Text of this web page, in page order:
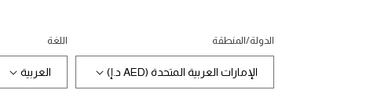
الدولة/المنطقة
الإمارات العربية المتحدة (AED د.إ)
اللغة
العربية